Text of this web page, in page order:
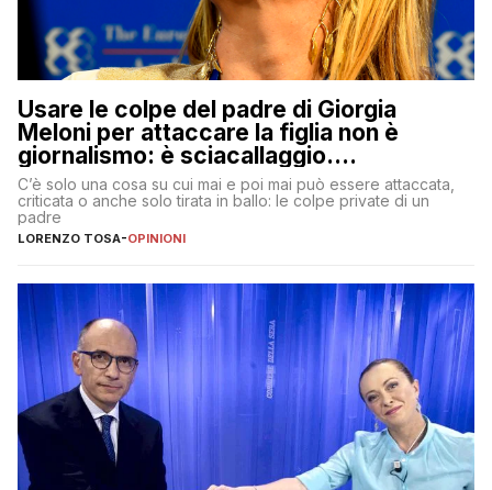
Usare le colpe del padre di Giorgia
Meloni per attaccare la figlia non è
giornalismo: è sciacallaggio.
Dimostriamo di essere diversi
C’è solo una cosa su cui mai e poi mai può essere attaccata,
criticata o anche solo tirata in ballo: le colpe private di un
padre
LORENZO TOSA-OPINIONI